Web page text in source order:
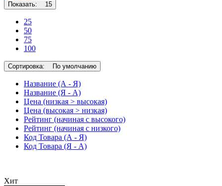
Показать: 15
25
50
75
100
Сортировка: По умолчанию
Название (А - Я)
Название (Я - А)
Цена (низкая > высокая)
Цена (высокая > низкая)
Рейтинг (начиная с высокого)
Рейтинг (начиная с низкого)
Код Товара (А - Я)
Код Товара (Я - А)
Хит